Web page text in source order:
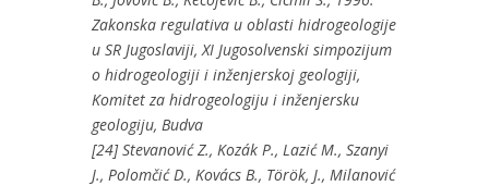
Zakonska regulativa u oblasti hidrogeologije
u SR Jugoslaviji, XI Jugosolvenski simpozijum
o hidrogeologiji i inženjerskoj geologiji,
Komitet za hidrogeologiju i inženjersku
geologiju, Budva
[24] Stevanović Z., Kozák P., Lazić M., Szanyi
J., Polomčić D., Kovács B., Török, J., Milanović